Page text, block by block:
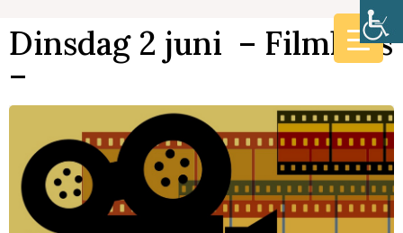
Dinsdag 2 juni – Filmhuis
–